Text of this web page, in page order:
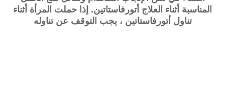
المناسبة أثناء العلاج أتورفاستاتين. إذا حملت المرأة أثناء
تناول أتورفاستاتين ، يجب التوقف عن تناوله